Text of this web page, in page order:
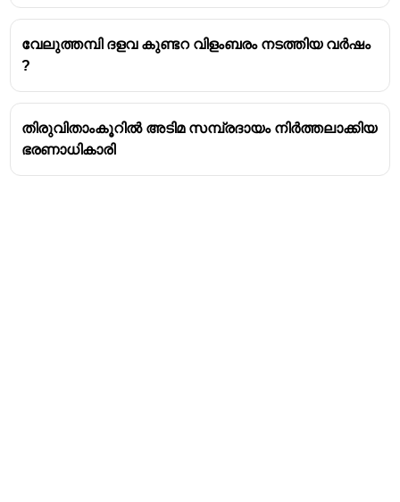
വേലുത്തമ്പി ദളവ കുണ്ടറ വിളംബരം നടത്തിയ വർഷം
?
തിരുവിതാംകൂറിൽ അടിമ സമ്പ്രദായം നിർത്തലാക്കിയ
ഭരണാധികാരി